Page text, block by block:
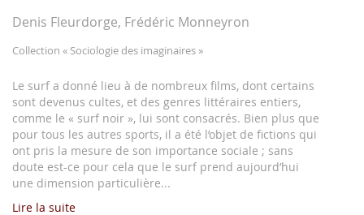
début
la
d'image
Denis Fleurdorge, Frédéric Monneyron
Collection « Sociologie des imaginaires »
Le surf a donné lieu à de nombreux films, dont certains
sont devenus cultes, et des genres littéraires entiers,
comme le « surf noir », lui sont consacrés. Bien plus que
pour tous les autres sports, il a été l’objet de fictions qui
ont pris la mesure de son importance sociale ; sans
doute est-ce pour cela que le surf prend aujourd’hui
une dimension particulière...
Lire la suite